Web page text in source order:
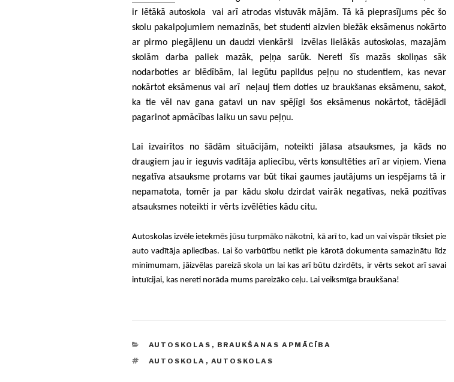
ir lētākā autoskola vai arī atrodas vistuvāk mājām. Tā kā pieprasījums pēc šo
skolu pakalpojumiem nemazinās, bet studenti aizvien biežāk eksāmenus nokārto
ar pirmo piegājienu un daudzi vienkārši izvēlas lielākās autoskolas, mazajām
skolām darba paliek mazāk, peļņa sarūk. Nereti šīs mazās skoliņas sāk
nodarboties ar blēdībām, lai iegūtu papildus peļņu no studentiem, kas nevar
nokārtot eksāmenus vai arī neļauj tiem doties uz braukšanas eksāmenu, sakot,
ka tie vēl nav gana gatavi un nav spējīgi šos eksāmenus nokārtot, tādējādi
pagarinot apmācības laiku un savu peļņu.
Lai izvairītos no šādām situācijām, noteikti jālasa atsauksmes, ja kāds no
draugiem jau ir ieguvis vadītāja apliecību, vērts konsultēties arī ar viņiem. Viena
negatīva atsauksme protams var būt tikai gaumes jautājums un iespējams tā ir
nepamatota, tomēr ja par kādu skolu dzirdat vairāk negatīvas, nekā pozitīvas
atsauksmes noteikti ir vērts izvēlēties kādu citu.
Autoskolas izvēle ietekmēs jūsu turpmāko nākotni, kā arī to, kad un vai vispār tiksiet pie
auto vadītāja apliecības. Lai šo varbūtību netikt pie kārotā dokumenta samazinātu līdz
minimumam, jāizvēlas pareizā skola un lai kas arī būtu dzirdēts, ir vērts sekot arī savai
intuīcijai, kas nereti norāda mums pareizāko ceļu. Lai veiksmīga braukšana!
CATEGORIES
AUTOSKOLAS , BRAUKŠANAS APMĀCĪBA
TAGS
AUTOSKOLA , AUTOSKOLAS